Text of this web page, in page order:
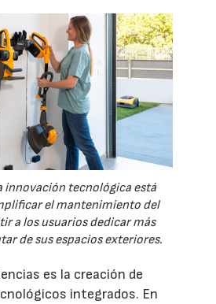
innovación tecnológica está
el mantenimiento del
a los usuarios dedicar más
de sus espacios exteriores.
es la creación de
integrados. En